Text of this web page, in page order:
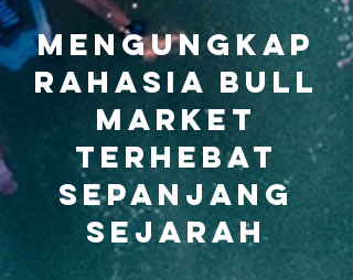
Mengungkap
Rahasia Bull
Market
Terhebat
Sepanjang
Sejarah